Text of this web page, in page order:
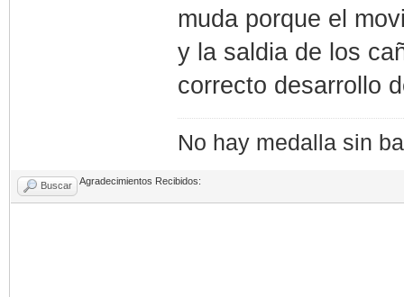
muda porque el
y la saldia de los
correcto desarrollo
No hay medalla sin
Buscar Agradecimientos Recibidos: